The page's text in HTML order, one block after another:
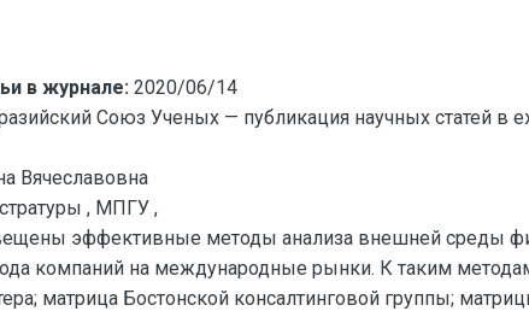
в журнале: 2020/06/14
Союз Ученых — публикация научных статей в
Вячеславовна
, МПГУ ,
эффективные методы анализа внешней среды
компаний на международные рынки. К таким
матрица Бостонской консалтинговой группы;